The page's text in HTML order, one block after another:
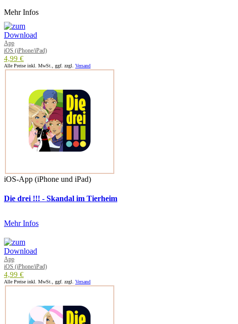
Mehr Infos
App
iOS (iPhone/iPad)
4,99 €
Alle Preise inkl. MwSt., ggf. zzgl. Versand
iOS-App (iPhone und iPad)
Die drei !!! - Skandal im Tierheim
Mehr Infos
App
iOS (iPhone/iPad)
4,99 €
Alle Preise inkl. MwSt., ggf. zzgl. Versand